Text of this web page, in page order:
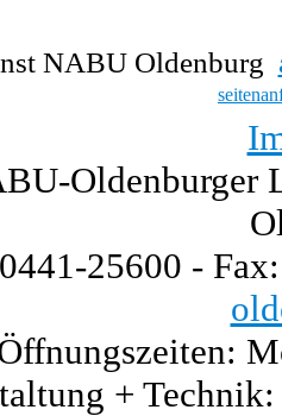
NABU Oldenburg
Oldenburger
25600 -
+